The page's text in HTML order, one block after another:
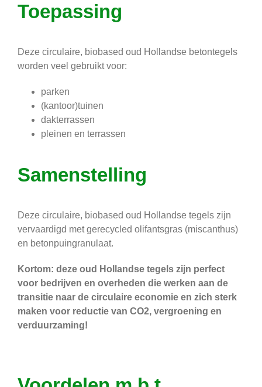
Toepassing
Deze circulaire, biobased oud Hollandse betontegels
worden veel gebruikt voor:
parken
(kantoor)tuinen
dakterrassen
pleinen en terrassen
Samenstelling
Deze circulaire, biobased oud Hollandse tegels zijn
vervaardigd met gerecycled olifantsgras (miscanthus)
en betonpuingranulaat.
Kortom: deze oud Hollandse tegels zijn perfect
voor bedrijven en overheden die werken aan de
transitie naar de circulaire economie en zich sterk
maken voor reductie van CO2, vergroening en
verduurzaming!